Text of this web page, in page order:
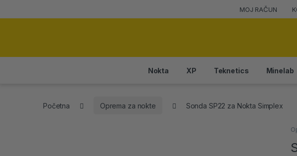
MOJ RAČUN
Nokta XP Teknetics Minelab
Početna Oprema za nokte Sonda SP22 za Nokta Simplex